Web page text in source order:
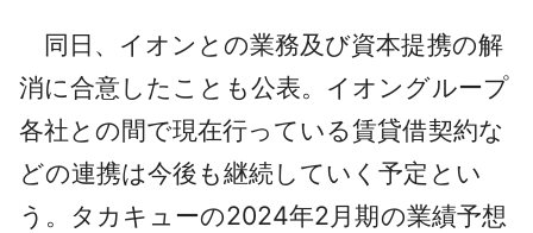
同日、イオンとの業務及び資本提携の解
消に合意したことも公表。イオングループ
各社との間で現在行っている賃貸借契約な
どの連携は今後も継続していく予定とい
う。タカキューの2024年2月期の業績予想